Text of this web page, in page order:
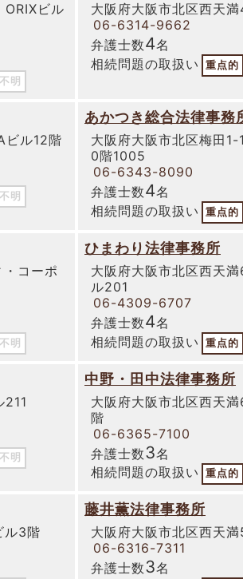
ビル
不明
大阪府大阪市北区西天
06-6314-9662
弁護士数4名
相続問題の取扱い
重点的
ビル12階
不明
あかつき総合法律事務
大阪府大阪市北区梅田
0階1005
06-6343-8090
弁護士数4名
相続問題の取扱い
重点的
コーポ
不明
ひまわり法律事務所
大阪府大阪市北区西天
ル201
06-4309-6707
弁護士数4名
相続問題の取扱い
重点的
不明
中野・田中法律事務所
大阪府大阪市北区西天
階
06-6365-7100
弁護士数3名
相続問題の取扱い
重点的
ル3階
藤井薫法律事務所
大阪府大阪市北区西天
06-6316-7311
弁護士数3名